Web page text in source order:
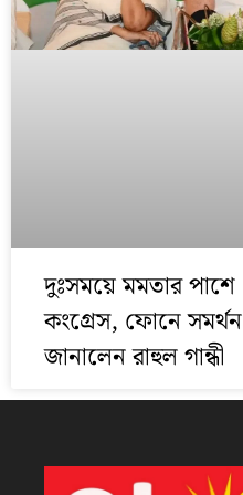
দুঃসময়ে মমতার পাশে
কংগ্রেস, ফোনে সমর্থন
জানালেন রাহুল গান্ধী